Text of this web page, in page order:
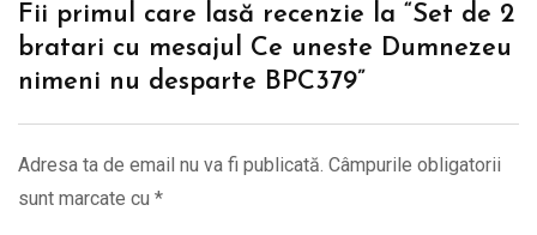
Fii primul care lasă recenzie la “Set de 2
bratari cu mesajul Ce uneste Dumnezeu
nimeni nu desparte BPC379”
Adresa ta de email nu va fi publicată. Câmpurile obligatorii
sunt marcate cu *